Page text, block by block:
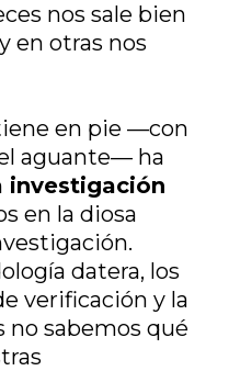
nos sale bien
en otras nos
en pie —con
aguante— ha
investigación
en la diosa
datera, los
verificación y la
no sabemos qué